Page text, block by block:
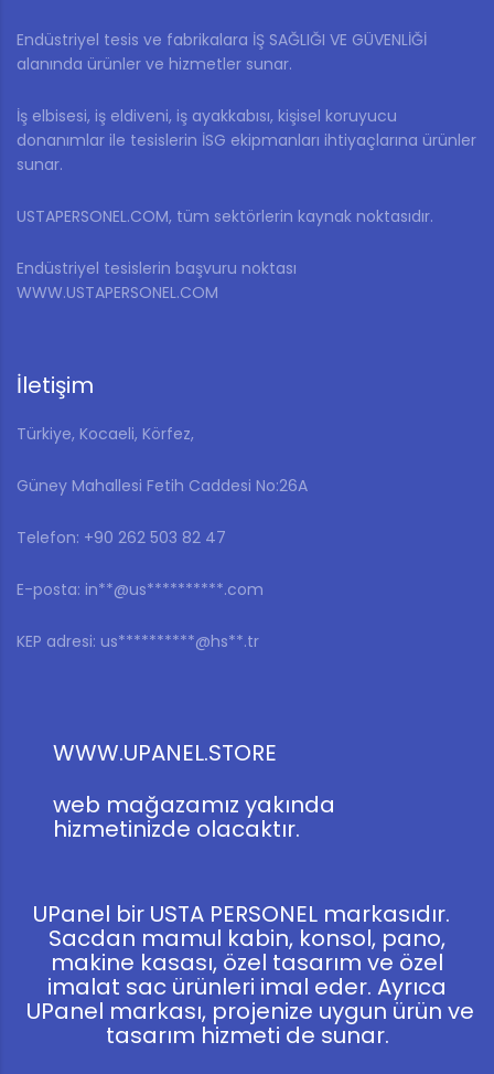
Endüstriyel tesis ve fabrikalara İŞ SAĞLIĞI VE GÜVENLİĞİ
alanında ürünler ve hizmetler sunar.
İş elbisesi, iş eldiveni, iş ayakkabısı, kişisel koruyucu
donanımlar ile tesislerin İSG ekipmanları ihtiyaçlarına ürünler
sunar.
USTAPERSONEL.COM, tüm sektörlerin kaynak noktasıdır.
Endüstriyel tesislerin başvuru noktası
WWW.USTAPERSONEL.COM
İletişim
Türkiye, Kocaeli, Körfez,
Güney Mahallesi Fetih Caddesi No:26A
Telefon: ‎+90 262 503 82 47
E-posta: in**@us**********.com
KEP adresi: us**********@hs**.tr
WWW.UPANEL.STORE
web mağazamız yakında
hizmetinizde olacaktır.
UPanel bir USTA PERSONEL markasıdır.
Sacdan mamul kabin, konsol, pano,
makine kasası, özel tasarım ve özel
imalat sac ürünleri imal eder. Ayrıca
UPanel markası, projenize uygun ürün ve
tasarım hizmeti de sunar.